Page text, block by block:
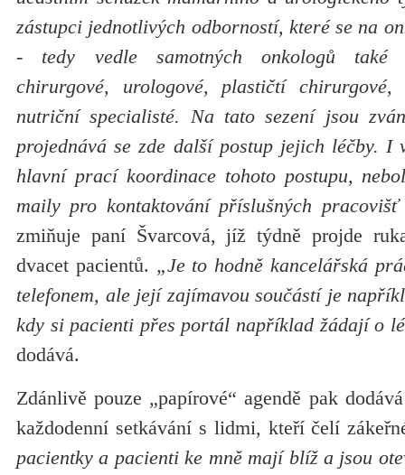
zástupci jednotlivých odborností, které se na
- tedy vedle samotných onkologů také
chirurgové, urologové, plastičtí
nutriční specialisté. Na tato sezení jsou
projednává se zde další postup jejich léčby. I
hlavní prací koordinace tohoto postupu,
maily pro kontaktování příslušných
zmiňuje paní Švarcová, jíž týdně projde
dvacet pacientů. „Je to hodně kancelářská
telefonem, ale její zajímavou součástí je
kdy si pacienti přes portál například žádají o
dodává.
Zdánlivě pouze „papírové“ agendě pak
každodenní setkávání s lidmi, kteří čelí
pacientky a pacienti ke mně mají blíž a jsou